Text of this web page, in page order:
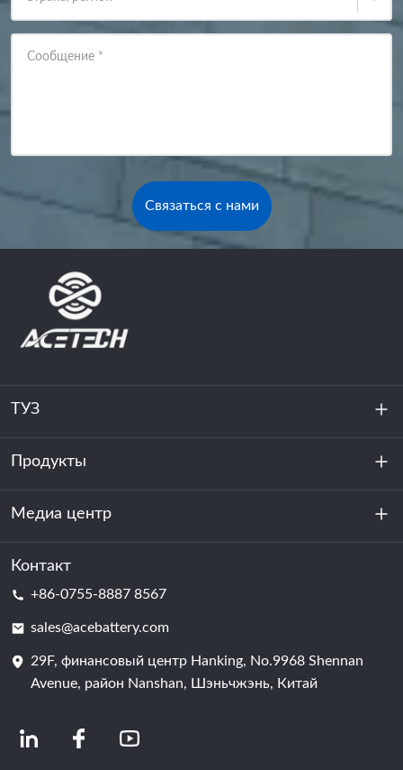
Сообщение *
Связаться с нами
ТУЗ
О нас
устойчивость
Продукты
Хранение энергии
Центр обработки данных и серверная комната
Батарейная ячейка
Медиа центр
Новости
Контакт
+86-0755-8887 8567
sales@acebattery.com
29F, финансовый центр Hanking, No.9968 Shennan
Avenue, район Nanshan, Шэньчжэнь, Китай